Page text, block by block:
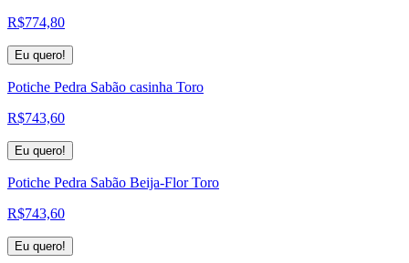
R$774,80
Eu quero!
Potiche Pedra Sabão casinha Toro
R$743,60
Eu quero!
Potiche Pedra Sabão Beija-Flor Toro
R$743,60
Eu quero!